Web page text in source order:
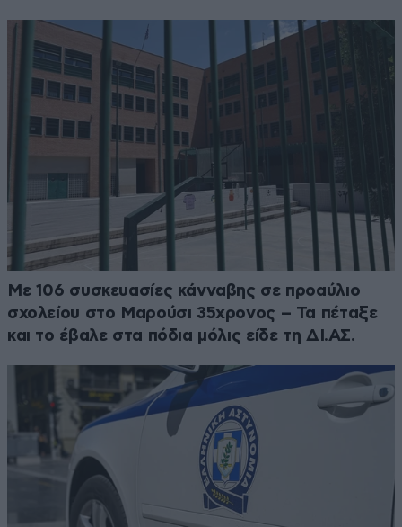
Με 106 συσκευασίες κάνναβης σε προαύλιο
σχολείου στο Μαρούσι 35χρονος – Τα πέταξε
και το έβαλε στα πόδια μόλις είδε τη ΔΙ.ΑΣ.